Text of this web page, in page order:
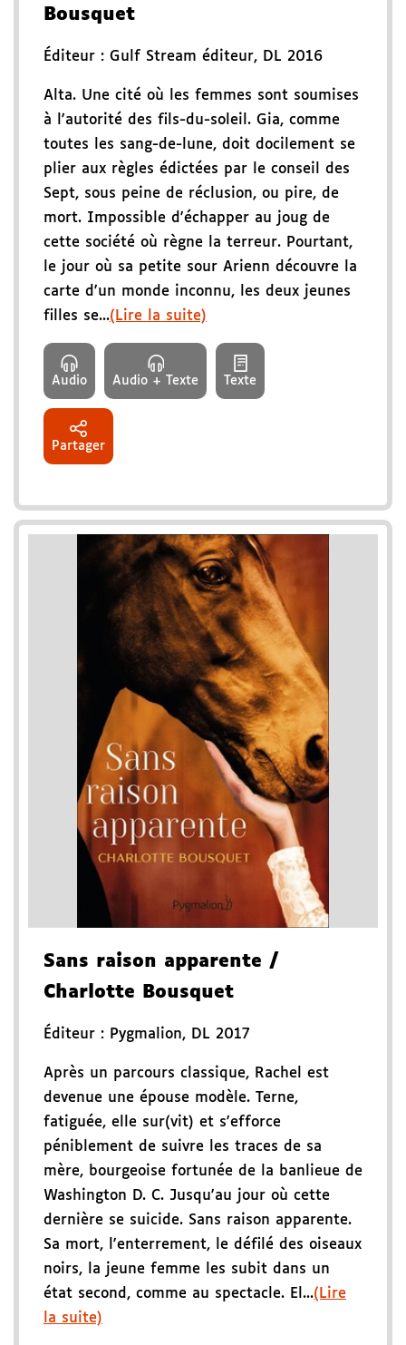
Bousquet
Éditeur : Gulf Stream éditeur, DL 2016
Alta. Une cité où les femmes sont soumises
à l'autorité des fils-du-soleil. Gia, comme
toutes les sang-de-lune, doit docilement se
plier aux règles édictées par le conseil des
Sept, sous peine de réclusion, ou pire, de
mort. Impossible d'échapper au joug de
cette société où règne la terreur. Pourtant,
le jour où sa petite sour Arienn découvre la
carte d'un monde inconnu, les deux jeunes
filles se...(Lire la suite)
Audio Audio + Texte Texte
Partager
Sans raison apparente /
Charlotte Bousquet
Éditeur : Pygmalion, DL 2017
Après un parcours classique, Rachel est
devenue une épouse modèle. Terne,
fatiguée, elle sur(vit) et s'efforce
péniblement de suivre les traces de sa
mère, bourgeoise fortunée de la banlieue de
Washington D. C. Jusqu'au jour où cette
dernière se suicide. Sans raison apparente.
Sa mort, l'enterrement, le défilé des oiseaux
noirs, la jeune femme les subit dans un
état second, comme au spectacle. El...(Lire
la suite)